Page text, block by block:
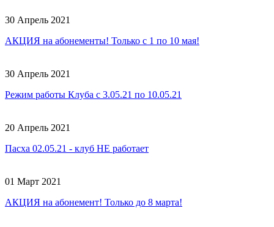
30 Апрель 2021
АКЦИЯ на абонементы! Только с 1 по 10 мая!
30 Апрель 2021
Режим работы Клуба с 3.05.21 по 10.05.21
20 Апрель 2021
Пасха 02.05.21 - клуб НЕ работает
01 Март 2021
АКЦИЯ на абонемент! Только до 8 марта!